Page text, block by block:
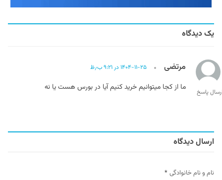
یک دیدگاه
مرتضی ۱۴۰۴-۱۱-۲۵ در ۹:۲۱ ب٫ظ
ما از کجا میتوانیم خرید کنیم آیا در بورس هست یا نه پاسخ
ارسال دیدگاه
نام و نام خانوادگی *